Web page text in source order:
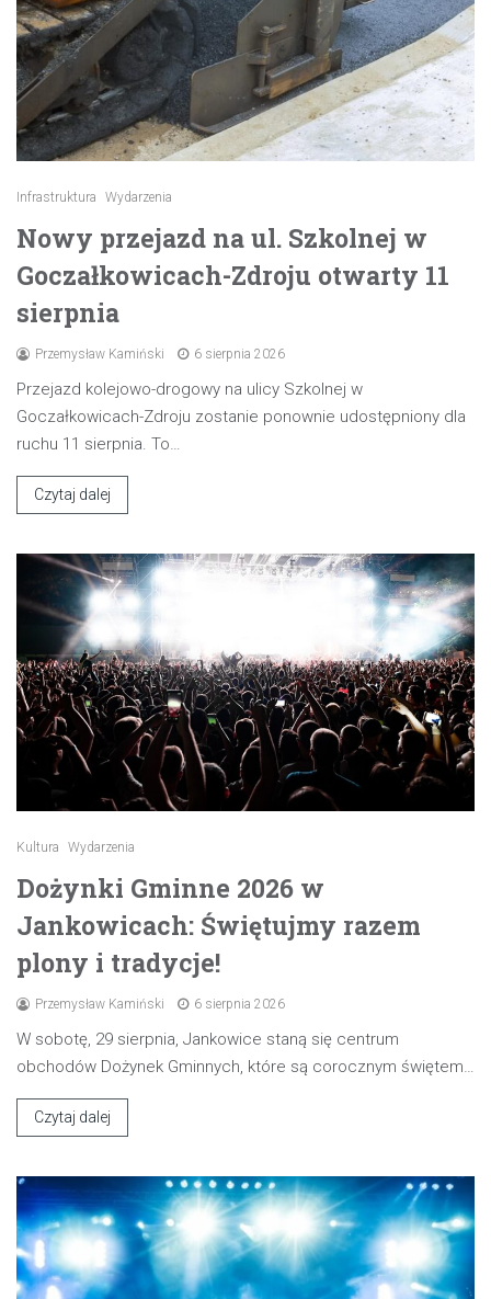
Infrastruktura Wydarzenia
Nowy przejazd na ul. Szkolnej w
Goczałkowicach-Zdroju otwarty 11
sierpnia
Przemysław Kamiński 6 sierpnia 2026
Przejazd kolejowo-drogowy na ulicy Szkolnej w
Goczałkowicach-Zdroju zostanie ponownie udostępniony dla
ruchu 11 sierpnia. To…
Czytaj dalej
Kultura Wydarzenia
Dożynki Gminne 2026 w
Jankowicach: Świętujmy razem
plony i tradycje!
Przemysław Kamiński 6 sierpnia 2026
W sobotę, 29 sierpnia, Jankowice staną się centrum
obchodów Dożynek Gminnych, które są corocznym świętem…
Czytaj dalej